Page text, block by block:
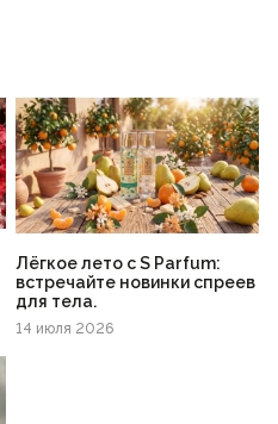
Лёгкое лето с S Parfum:
встречайте новинки спреев
для тела.
14 июля 2026